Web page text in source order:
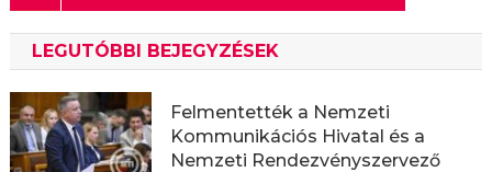
LEGUTÓBBI BEJEGYZÉSEK
Felmentették a Nemzeti
Kommunikációs Hivatal és a
Nemzeti Rendezvényszervező